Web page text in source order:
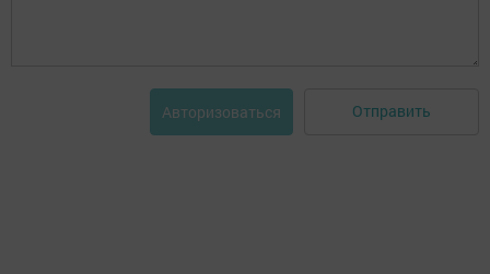
Авторизоваться Отправить